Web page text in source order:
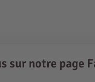
sur notre page